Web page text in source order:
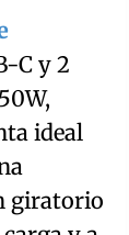
C y 2
ideal
giratorio